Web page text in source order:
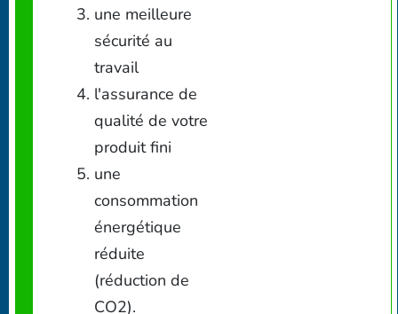
une meilleure
sécurité au
travail
l'assurance de
qualité de votre
produit fini
une
consommation
énergétique
réduite
(réduction de
CO2).